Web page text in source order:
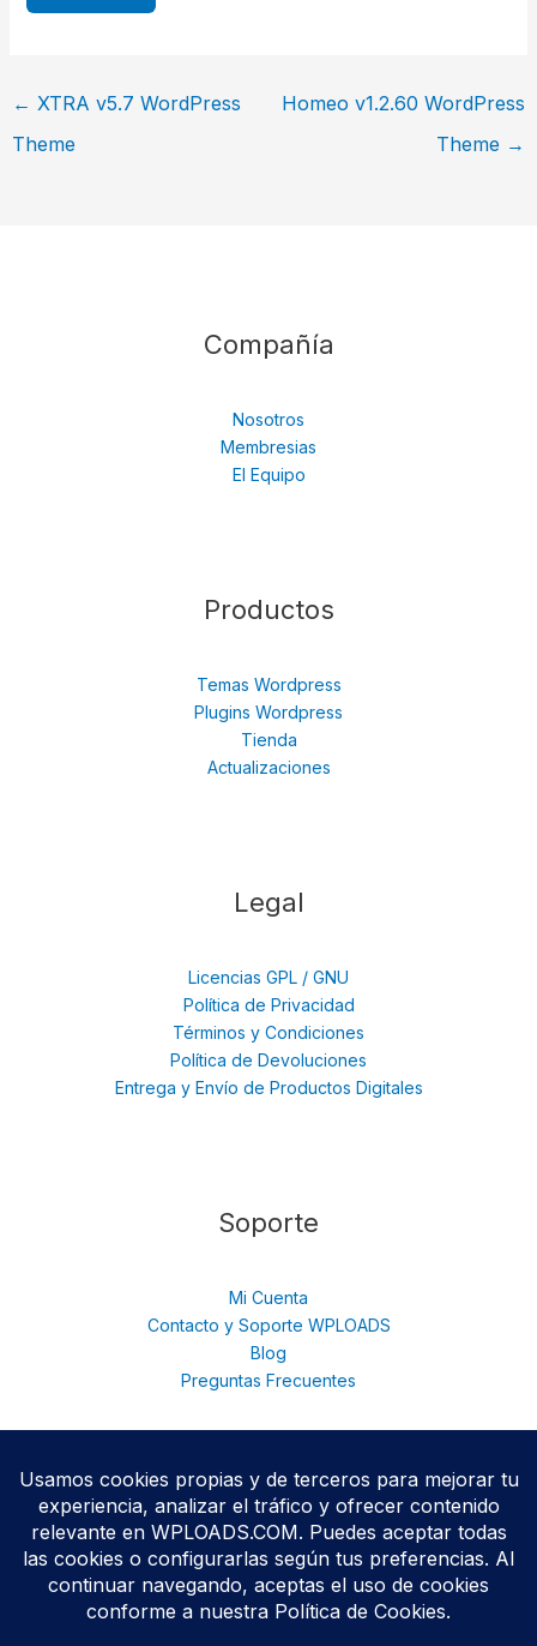
← XTRA v5.7 WordPress
Theme
Homeo v1.2.60 WordPress
Theme →
Compañía
Nosotros
Membresias
El Equipo
Productos
Temas Wordpress
Plugins Wordpress
Tienda
Actualizaciones
Legal
Licencias GPL / GNU
Política de Privacidad
Términos y Condiciones
Política de Devoluciones
Entrega y Envío de Productos Digitales
Soporte
Mi Cuenta
Contacto y Soporte WPLOADS
Blog
Preguntas Frecuentes
© 2026 WPloads | Descarga Plugins y Temas Premium para